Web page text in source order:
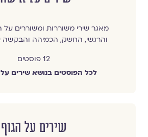
מאגר שירי משוררות ומשוררים על
והרגשי, החשק, הכמיהה והבקשה
12 פוסטים
לכל הפוסטים בנושא שירים על
שירים על הגוף